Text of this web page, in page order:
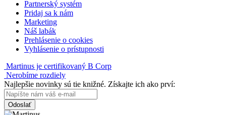
Partnerský systém
Pridaj sa k nám
Marketing
Náš labák
Prehlásenie o cookies
Vyhlásenie o prístupnosti
Martinus je certifikovaný B Corp
Nerobíme rozdiely
Najlepšie novinky sú tie knižné. Získajte ich ako prví:
Odoslať